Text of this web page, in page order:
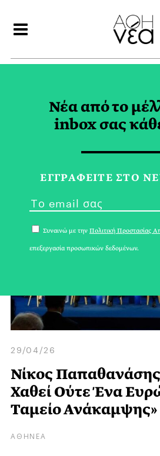
OT.GR TAG
29/04/26
Νίκος
Χαθεί Ούτε Ένα
Ταμείο Ανάκαμψης»
ΑΘΗΝΕΑ
Νέα από το
inbox σας
ΕΓΓPΑΦΕΙΤΕ ΣΤΟ
Συναινώ με την Πολιτική Προστασίας
επεξεργασία προσωπικών δεδομένων.